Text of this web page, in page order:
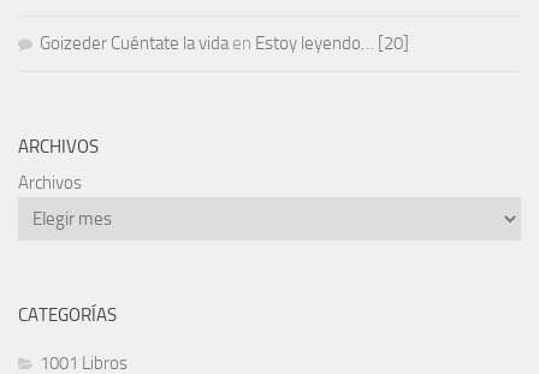
Goizeder Cuéntate la vidaen Estoy leyendo… [20]
ARCHIVOS
Archivos
CATEGORÍAS
1001 Libros